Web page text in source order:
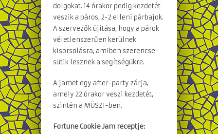
dolgokat. 14 órakor pedig kezdetét
veszik a páros, 2-2 elleni párbajok.
A szervezők újítása, hogy a párok
véletlenszerűen kerülnek
kisorsolásra, amiben szerencse-
sütik lesznek a segítségükre.
A jamet egy after-party zárja,
amely 22 órakor veszi kezdetét,
szintén a MÜSZI-ben.
Fortune Cookie Jam receptje: